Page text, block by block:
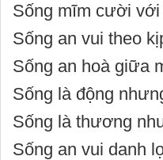
Sống mĩm cười
Sống an vui theo
Sống an hoà giữa
Sống là động
Sống là thương
Sống an vui danh